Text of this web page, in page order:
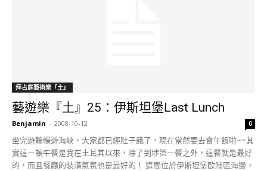
拜占庭藝術樂『土』
藝遊樂『土』25：伊斯坦堡Last Lunch
Benjamin - 2008-10-12 0
坐完遊輪暢遊海峽，大家都已經肚子餓了，現在當然要去食午飯啦~~其
實這一頓午餐是我在土耳其以來，除了到埗第一餐之外，這餐就是最好
的，而且餐廳的裝潢氣氛也是最好的！ 這間位於伊斯坦堡歐陸區海邊，